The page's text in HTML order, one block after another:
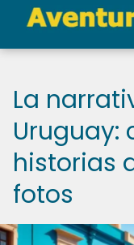
La
Uruguay:
historias
fotos